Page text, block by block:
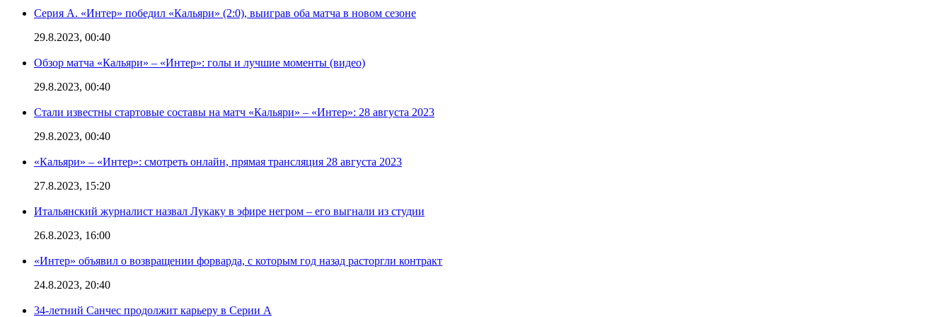
Серия А. «Интер» победил «Кальяри» (2:0), выиграв оба матча в новом сезоне
29.8.2023, 00:40
Обзор матча «Кальяри» – «Интер»: голы и лучшие моменты (видео)
29.8.2023, 00:40
Стали известны стартовые составы на матч «Кальяри» – «Интер»: 28 августа 2023
29.8.2023, 00:40
«Кальяри» – «Интер»: смотреть онлайн, прямая трансляция 28 августа 2023
27.8.2023, 15:20
Итальянский журналист назвал Лукаку в эфире негром – его выгнали из студии
26.8.2023, 16:00
«Интер» объявил о возвращении форварда, с которым год назад расторгли контракт
24.8.2023, 20:40
34-летний Санчес продолжит карьеру в Серии А